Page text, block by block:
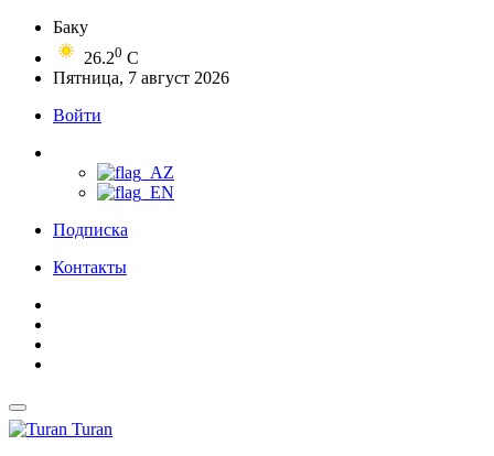
Баку
26.20 C
Пятница, 7 август 2026
Войти
Подписка
Контакты
Turan